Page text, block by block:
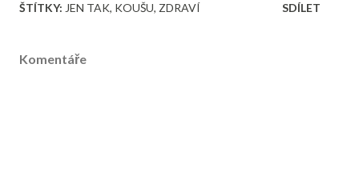
ŠTÍTKY: JEN TAK KOUŠU ZDRAVÍ SDÍLET
Komentáře